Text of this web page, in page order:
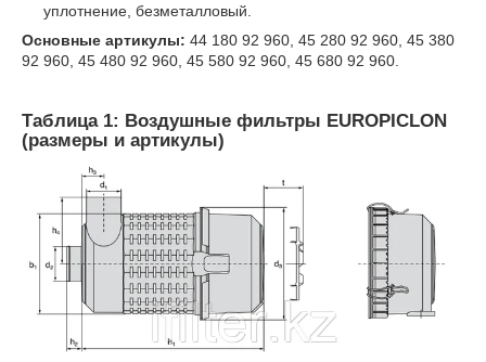
уплотнение, безметалловый.
Основные артикулы: 44 180 92 960, 45 280 92 960, 45 380
92 960, 45 480 92 960, 45 580 92 960, 45 680 92 960.
Таблица 1: Воздушные фильтры EUROPICLON
(размеры и артикулы)